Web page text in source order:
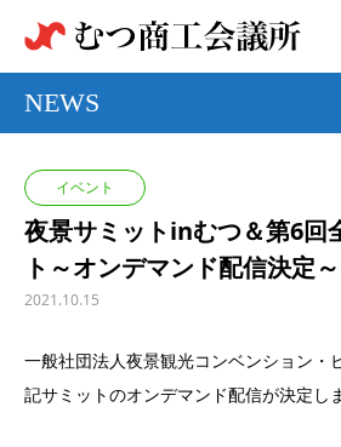
NEWS
イベント
夜景サミットinむつ＆第6回
ト～オンデマンド配信決定～
2021.10.15
一般社団法人夜景観光コンベンション・
記サミットのオンデマンド配信が決定し